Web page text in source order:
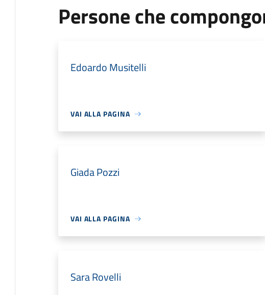
Persone che
Edoardo Musitelli
VAI ALLA PAGINA
Giada Pozzi
VAI ALLA PAGINA
Sara Rovelli